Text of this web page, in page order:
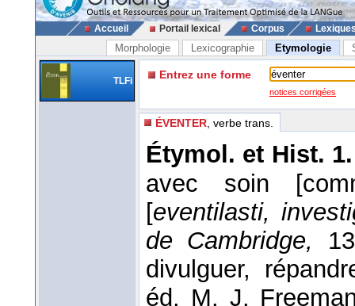
Accueil Portail lexical Corpus
Morphologie Lexicographie Etymologie
TLFi Entrez une forme
notices corrigées
ÉVENTER , verbe trans.
Étymol. et Hist.
avec soin
[eventilasti,
de Cambridge,
divulguer,
éd. M. J.